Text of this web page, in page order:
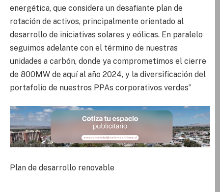
energética, que considera un desafiante plan de
rotación de activos, principalmente orientado al
desarrollo de iniciativas solares y eólicas. En paralelo
seguimos adelante con el término de nuestras
unidades a carbón, donde ya comprometimos el cierre
de 800MW de aquí al año 2024, y la diversificación del
portafolio de nuestros PPAs corporativos verdes”
Plan de desarrollo renovable